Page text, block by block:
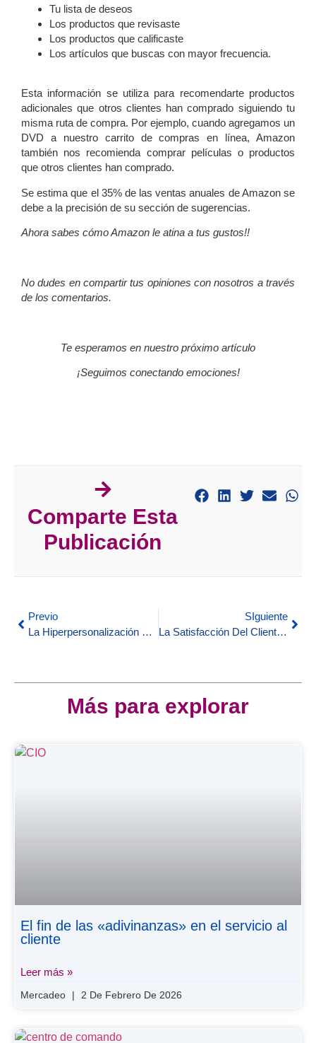
Tu lista de deseos
Los productos que revisaste
Los productos que calificaste
Los artículos que buscas con mayor frecuencia.
Esta información se utiliza para recomendarte productos
adicionales que otros clientes han comprado siguiendo tu
misma ruta de compra. Por ejemplo, cuando agregamos un
DVD a nuestro carrito de compras en línea, Amazon
también nos recomienda comprar películas o productos
que otros clientes han comprado.
Se estima que el 35% de las ventas anuales de Amazon se
debe a la precisión de su sección de sugerencias.
Ahora sabes cómo Amazon le atina a tus gustos!!
No dudes en compartir tus opiniones con nosotros a través
de los comentarios.
Te esperamos en nuestro próximo artículo
¡Seguimos conectando emociones!
Comparte Esta
Publicación
Previo
La Hiperpersonalización Y La Experiencia Del Cliente
SIguiente
La Satisfacción Del Cliente Como Principal Objetivo
Más para explorar
El fin de las «adivinanzas» en el servicio al
cliente
Leer más »
Mercadeo 2 De Febrero De 2026